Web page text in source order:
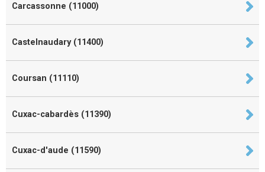
Carcassonne (11000)
Castelnaudary (11400)
Coursan (11110)
Cuxac-cabardès (11390)
Cuxac-d'aude (11590)